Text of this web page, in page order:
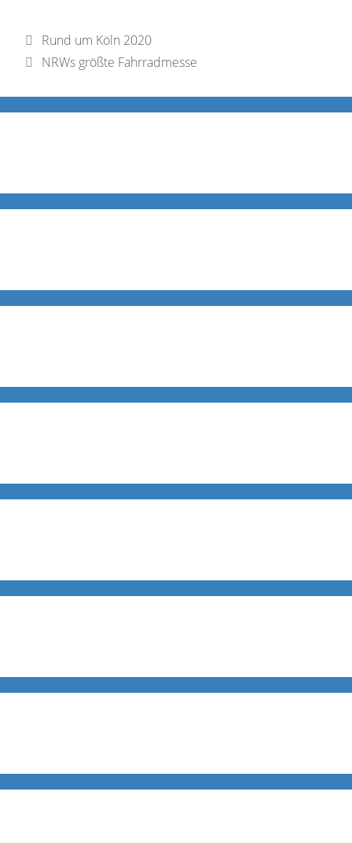
Rund um Köln 2020
NRWs größte Fahrradmesse